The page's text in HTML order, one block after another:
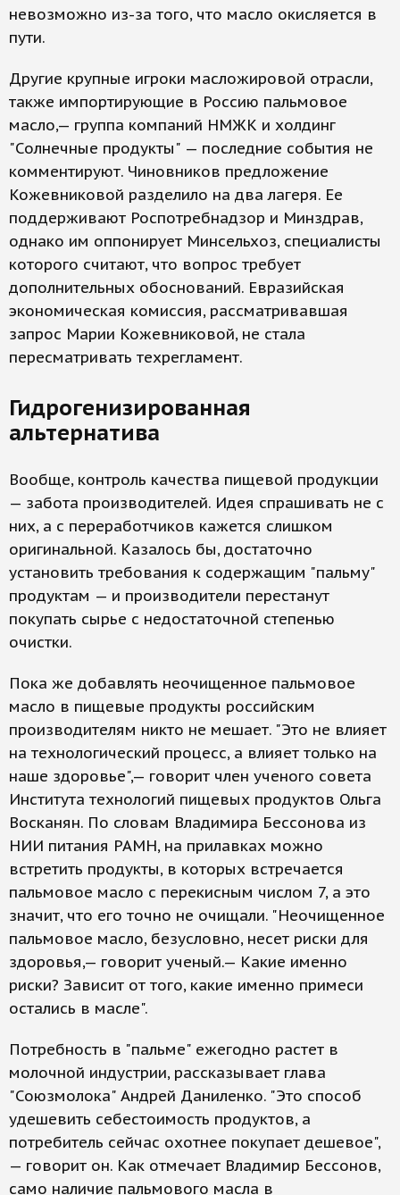
невозможно из-за того, что масло окисляется в
пути.
Другие крупные игроки масложировой отрасли,
также импортирующие в Россию пальмовое
масло,— группа компаний НМЖК и холдинг
"Солнечные продукты" — последние события не
комментируют. Чиновников предложение
Кожевниковой разделило на два лагеря. Ее
поддерживают Роспотребнадзор и Минздрав,
однако им оппонирует Минсельхоз, специалисты
которого считают, что вопрос требует
дополнительных обоснований. Евразийская
экономическая комиссия, рассматривавшая
запрос Марии Кожевниковой, не стала
пересматривать техрегламент.
Гидрогенизированная
альтернатива
Вообще, контроль качества пищевой продукции
— забота производителей. Идея спрашивать не с
них, а с переработчиков кажется слишком
оригинальной. Казалось бы, достаточно
установить требования к содержащим "пальму"
продуктам — и производители перестанут
покупать сырье с недостаточной степенью
очистки.
Пока же добавлять неочищенное пальмовое
масло в пищевые продукты российским
производителям никто не мешает. "Это не влияет
на технологический процесс, а влияет только на
наше здоровье",— говорит член ученого совета
Института технологий пищевых продуктов Ольга
Восканян. По словам Владимира Бессонова из
НИИ питания РАМН, на прилавках можно
встретить продукты, в которых встречается
пальмовое масло с перекисным числом 7, а это
значит, что его точно не очищали. "Неочищенное
пальмовое масло, безусловно, несет риски для
здоровья,— говорит ученый.— Какие именно
риски? Зависит от того, какие именно примеси
остались в масле".
Потребность в "пальме" ежегодно растет в
молочной индустрии, рассказывает глава
"Союзмолока" Андрей Даниленко. "Это способ
удешевить себестоимость продуктов, а
потребитель сейчас охотнее покупает дешевое",
— говорит он. Как отмечает Владимир Бессонов,
само наличие пальмового масла в